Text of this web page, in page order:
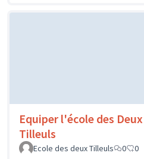
Equiper l'école des Deux
Tilleuls
Ecole des deux Tilleuls
0 0